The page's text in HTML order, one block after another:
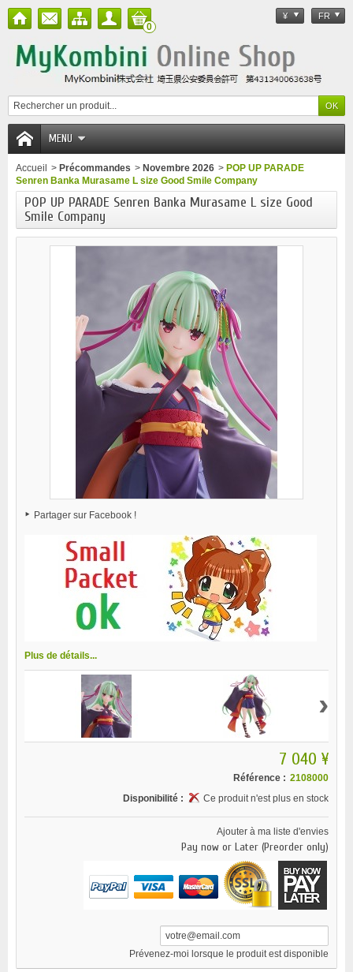
¥ FR
0
MENU
Accueil > Précommandes > Novembre 2026 > POP UP PARADE
Senren Banka Murasame L size Good Smile Company
POP UP PARADE Senren Banka Murasame L size Good
Smile Company
Partager sur Facebook !
Plus de détails...
›
7 040 ¥
Référence : 2108000
Disponibilité :
Ce produit n'est plus en stock
Ajouter à ma liste d'envies
Pay now or Later (Preorder only)
Prévenez-moi lorsque le produit est disponible